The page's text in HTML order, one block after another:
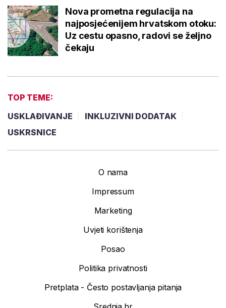
Nova prometna regulacija na
najposjećenijem hrvatskom otoku:
Uz cestu opasno, radovi se željno
čekaju
TOP TEME:
USKLAĐIVANJE
INKLUZIVNI DODATAK
USKRSNICE
O nama
Impressum
Marketing
Uvjeti korištenja
Posao
Politika privatnosti
Pretplata - Često postavljanja pitanja